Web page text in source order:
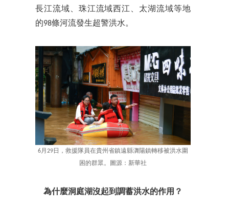
長江流域、珠江流域西江、太湖流域等地
的98條河流發生超警洪水。
6月29日，救援隊員在貴州省鎮遠縣㵲陽鎮轉移被洪水圍
困的群眾。圖源：新華社
為什麼洞庭湖沒起到調蓄洪水的作用？